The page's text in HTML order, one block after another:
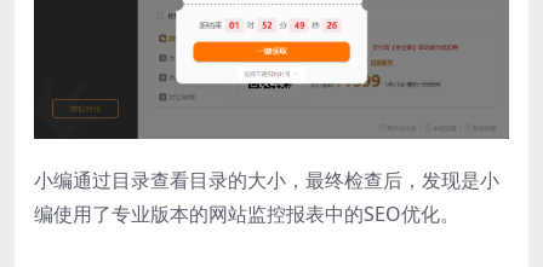
小编通过目录查看目录的大小，最终检查后，发现是小
编使用了专业版本的网站监控报表中的SEO优化。